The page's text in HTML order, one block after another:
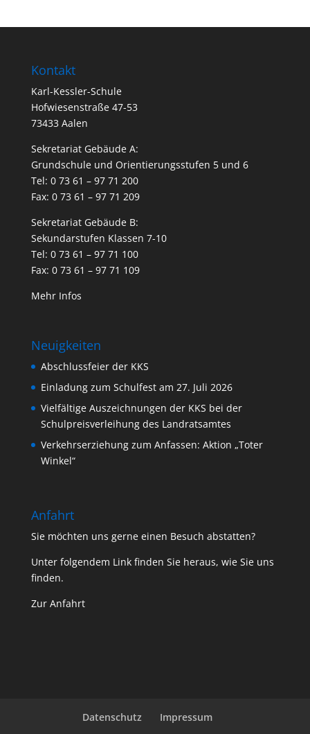
Kontakt
Karl-Kessler-Schule
Hofwiesenstraße 47-53
73433 Aalen
Sekretariat Gebäude A:
Grundschule und Orientierungsstufen 5 und 6
Tel: 0 73 61 – 97 71 200
Fax: 0 73 61 – 97 71 209
Sekretariat Gebäude B:
Sekundarstufen Klassen 7-10
Tel: 0 73 61 – 97 71 100
Fax: 0 73 61 – 97 71 109
Mehr Infos
Neuigkeiten
Abschlussfeier der KKS
Einladung zum Schulfest am 27. Juli 2026
Vielfältige Auszeichnungen der KKS bei der
Schulpreisverleihung des Landratsamtes
Verkehrserziehung zum Anfassen: Aktion „Toter
Winkel“
Anfahrt
Sie möchten uns gerne einen Besuch abstatten?
Unter folgendem Link finden Sie heraus, wie Sie uns
finden.
Zur Anfahrt
Datenschutz Impressum